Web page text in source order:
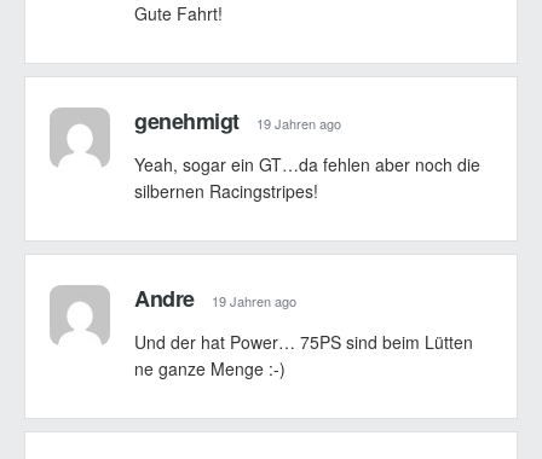
Gute Fahrt!
genehmigt 19 Jahren ago
Yeah, sogar ein GT…da fehlen aber noch die
silbernen Racingstripes!
Andre 19 Jahren ago
Und der hat Power… 75PS sind beim Lütten
ne ganze Menge :-)